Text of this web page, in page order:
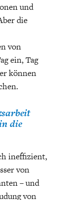
und
die
von
ein, Tag
können
die
ineffizient,
von
– und
von